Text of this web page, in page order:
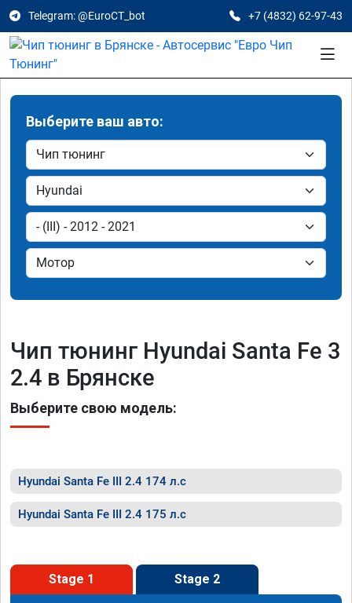
Telegram: @EuroCT_bot +7 (4832) 62-97-43
Выберите ваш авто:
Чип тюнинг Hyundai Santa Fe 3
2.4 в Брянске
Выберите свою модель:
Hyundai Santa Fe III 2.4 174 л.с
Hyundai Santa Fe III 2.4 175 л.с
Stage 1 Stage 2